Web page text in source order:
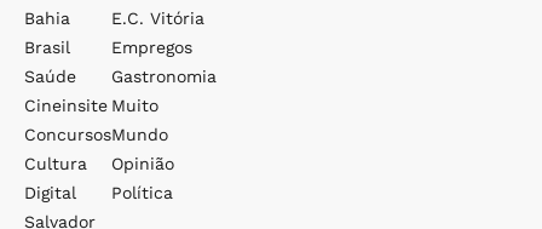
Bahia
Brasil
Saúde
Cineinsite
Concursos
Cultura
Digital
Salvador
E.c. Vitória
Empregos
Gastronomia
Muito
Mundo
Opinião
Política